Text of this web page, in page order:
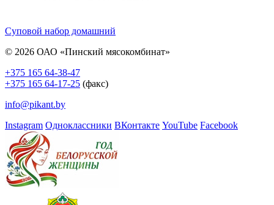
Суповой набор домашний
© 2026 ОАО «Пинский мясокомбинат»
+375 165 64-38-47
+375 165 64-17-25 (факс)
info@pikant.by
Instagram Одноклассники ВКонтакте YouTube Facebook